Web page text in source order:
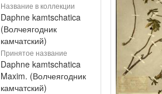
Название в коллекции
Daphne kamtschatica
(Волчеягодник
камчатский)
Принятое название
Daphne kamtschatica
Maxim. (Волчеягодник
камчатский)